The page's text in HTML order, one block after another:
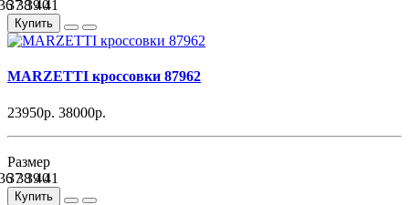
37383940
41
Купить
MARZETTI кроссовки 87962
23950р. 38000р.
Размер
37383940
41
Купить